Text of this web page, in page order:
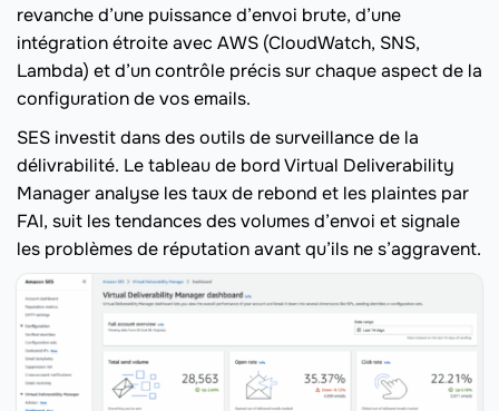
revanche d’une puissance d’envoi brute, d’une
intégration étroite avec AWS (CloudWatch, SNS,
Lambda) et d’un contrôle précis sur chaque aspect de la
configuration de vos emails.
SES investit dans des outils de surveillance de la
délivrabilité. Le tableau de bord Virtual Deliverability
Manager analyse les taux de rebond et les plaintes par
FAI, suit les tendances des volumes d’envoi et signale
les problèmes de réputation avant qu’ils ne s’aggravent.